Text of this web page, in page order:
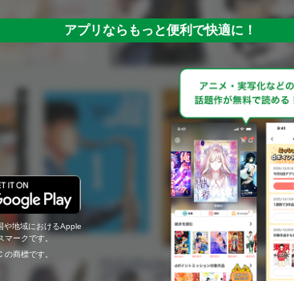
アプリならもっと便利で快適に！
や地域におけるApple
ークです。
商標です。